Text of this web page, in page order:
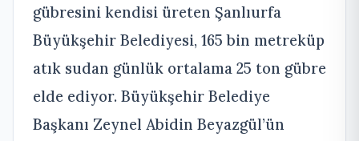
gübresini kendisi üreten Şanlıurfa
Büyükşehir Belediyesi, 165 bin metreküp
atık sudan günlük ortalama 25 ton gübre
elde ediyor. Büyükşehir Belediye
Başkanı Zeynel Abidin Beyazgül’ün